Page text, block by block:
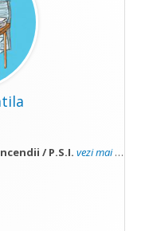
/ P.S.I. vezi mai mult